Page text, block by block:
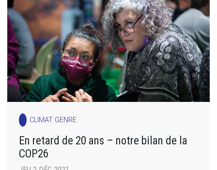
CLIMAT GENRE
En retard de 20 ans – notre bilan de la
COP26